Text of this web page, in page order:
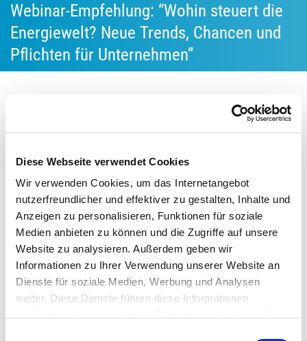
Diese Webseite verwendet Cookies
Wir verwenden Cookies, um das Internetangebot
nutzerfreundlicher und effektiver zu gestalten, Inhalte und
Anzeigen zu personalisieren, Funktionen für soziale
Medien anbieten zu können und die Zugriffe auf unsere
Website zu analysieren. Außerdem geben wir
Informationen zu Ihrer Verwendung unserer Website an
Dienste für soziale Medien, Werbung und Analysen
weiter. Diese Dienste führen diese Informationen
Webinar-Empfehlung: “Wohin steuert die
Energiewelt? Neue Trends, Chancen und
Pflichten für Unternehmen”
ihrem Kooperationspartner Limón am 10. Februar 2026 zu
einem kostenlosen Webinar ein. Die Veranstaltung bietet
einen strategischen Ausblick auf zukünftige Entwicklungen
der Energiewelt. Im Fokus stehen neue Trends zu
marktwirtschaftlichen Entwicklungen sowie Chancen und
Pflichten für Unternehmen.
Ein weiterer Schwerpunkt der Veranstaltung ist die
Vorstellung von Entwicklungen in der Energiewirtschaft.